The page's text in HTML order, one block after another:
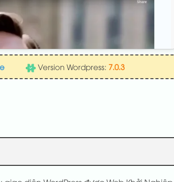
Version Wordpress: 7.0.3